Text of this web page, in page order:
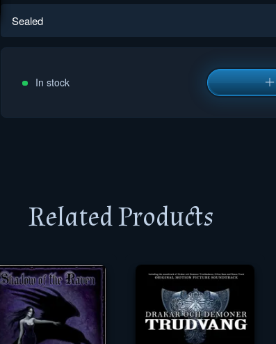
In stock
Related Products